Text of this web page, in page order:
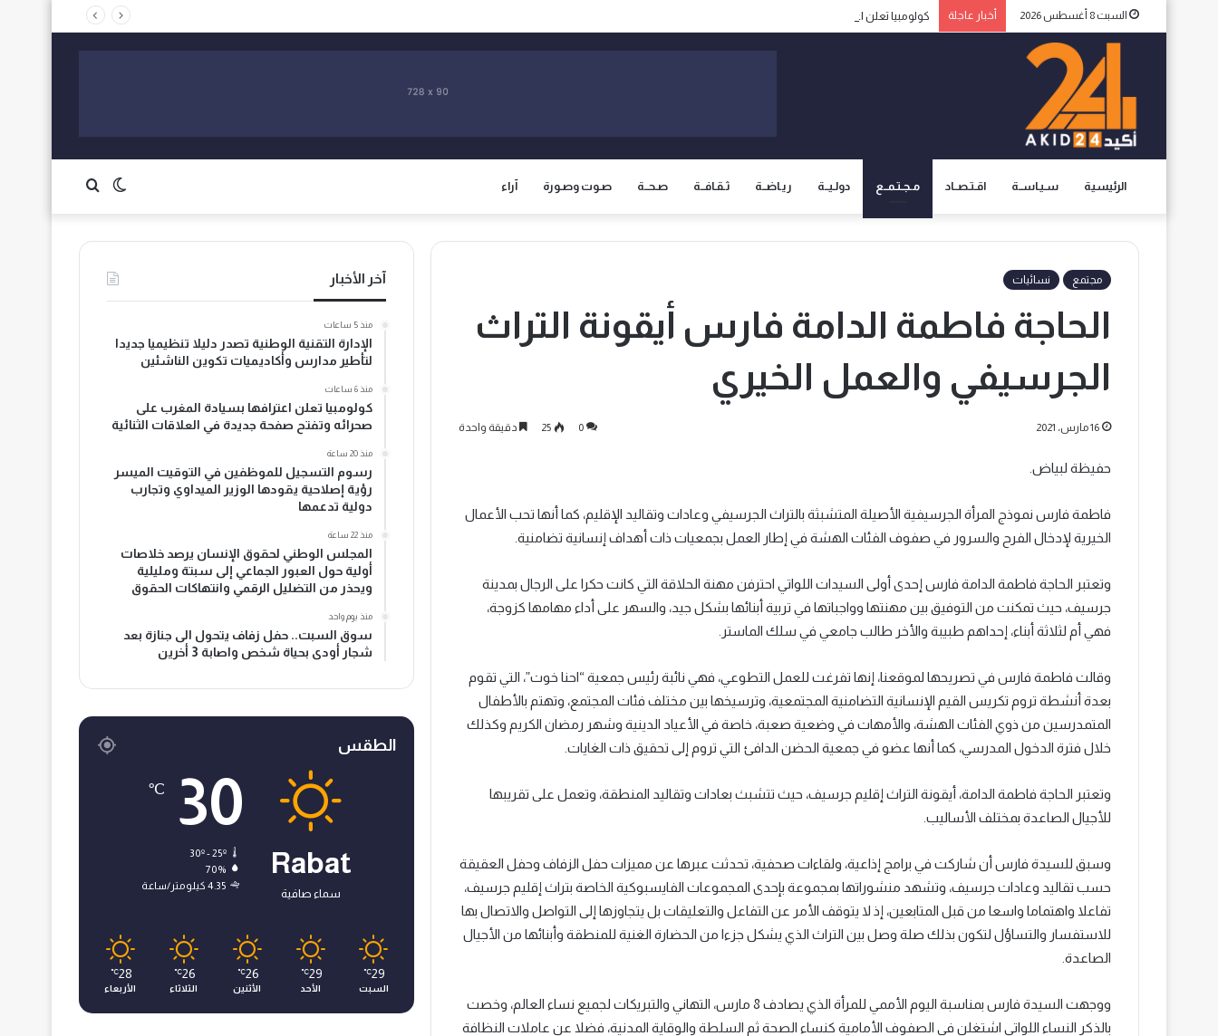
السبت 8 أغسطس 2026 أخبار عاجلة كولومبيا تعلن اعترافها بسيادة المغرب على صحرائه وتفتح صفحة جديدة في العلاقات الثنائية
الرئيسية سـيـاســة اقـتـصــاد مـجـتـمــع دولـيــة ريـاضــة ثـقـافــة صـحــة صـوت وصـورة آراء الوضع
المظلم
مجتمع نسائيات
الحاجة فاطمة الدامة فارس أيقونة التراث
الجرسيفي والعمل الخيري
16 مارس، 2021 0
25 دقيقة واحدة
حفيظة لبياض.
فاطمة فارس نموذج المرأة الجرسيفية الأصيلة المتشبثة بالتراث الجرسيفي وعادات وتقاليد الإقليم، كما أنها تحب الأعمال
الخيرية لإدخال الفرح والسرور في صفوف الفئات الهشة في إطار العمل بجمعيات ذات أهداف إنسانية تضامنية.
وتعتبر الحاجة فاطمة الدامة فارس إحدى أولى السيدات اللواتي احترفن مهنة الحلاقة التي كانت حكرا على الرجال بمدينة
جرسيف، حيث تمكنت من التوفيق بين مهنتها وواجباتها في تربية أبنائها بشكل جيد، والسهر على أداء مهامها كزوجة،
فهي أم لثلاثة أبناء، إحداهم طبيبة والأخر طالب جامعي في سلك الماستر.
وقالت فاطمة فارس في تصريحها لموقعنا، إنها تفرغت للعمل التطوعي، فهي نائبة رئيس جمعية “احنا خوت”، التي تقوم
بعدة أنشطة تروم تكريس القيم الإنسانية التضامنية المجتمعية، وترسيخها بين مختلف فئات المجتمع، وتهتم بالأطفال
المتمدرسين من ذوي الفئات الهشة، والأمهات في وضعية صعبة، خاصة في الأعياد الدينية وشهر رمضان الكريم وكذلك
خلال فترة الدخول المدرسي، كما أنها عضو في جمعية الحضن الدافئ التي تروم إلى تحقيق ذات الغايات.
وتعتبر الحاجة فاطمة الدامة، أيقونة التراث إقليم جرسيف، حيث تتشبث بعادات وتقاليد المنطقة، وتعمل على تقريبها
للأجيال الصاعدة بمختلف الأساليب.
وسبق للسيدة فارس أن شاركت في برامج إذاعية، ولقاءات صحفية، تحدثت عبرها عن مميزات حفل الزفاف وحفل العقيقة
حسب تقاليد وعادات جرسيف، وتشهد منشوراتها بمجموعة بإحدى المجموعات الفايسبوكية الخاصة بتراث إقليم جرسيف،
تفاعلا واهتماما واسعا من قبل المتابعين، إذ لا يتوقف الأمر عن التفاعل والتعليقات بل يتجاوزها إلى التواصل والاتصال بها
للاستفسار والتساؤل لتكون بذلك صلة وصل بين التراث الذي يشكل جزءا من الحضارة الغنية للمنطقة وأبنائها من الأجيال
الصاعدة.
ووجهت السيدة فارس بمناسبة اليوم الأممي للمرأة الذي يصادف 8 مارس، التهاني والتبريكات لجميع نساء العالم، وخصت
بالذكر النساء اللواتي اشتغلن في الصفوف الأمامية كنساء الصحة ثم السلطة والوقاية المدنية، فضلا عن عاملات النظافة
آخر الأخبار
منذ 5 ساعات
الإدارة التقنية الوطنية تصدر دليلا تنظيميا جديدا
لتأطير مدارس وأكاديميات تكوين الناشئين
منذ 6 ساعات
كولومبيا تعلن اعترافها بسيادة المغرب على
صحرائه وتفتح صفحة جديدة في العلاقات الثنائية
منذ 20 ساعة
رسوم التسجيل للموظفين في التوقيت الميسر
رؤية إصلاحية يقودها الوزير الميداوي وتجارب
دولية تدعمها
منذ 22 ساعة
المجلس الوطني لحقوق الإنسان يرصد خلاصات
أولية حول العبور الجماعي إلى سبتة ومليلية
ويحذر من التضليل الرقمي وانتهاكات الحقوق
منذ يوم واحد
سوق السبت.. حفل زفاف يتحول الى جنازة بعد
شجار أودى بحياة شخص واصابة 3 أخرين
الطقس
Rabat
سماء صافية
30
℃
30º - 25º
70%
4.35 كيلومتر/ساعة
29
℃
السبت
29
℃
الأحد
26
℃
الأثنين
26
℃
الثلاثاء
28
℃
الأربعاء